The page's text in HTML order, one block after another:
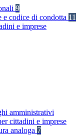
9
codice di condotta 11
e imprese
amministrativi
cittadini e imprese
analoga 7